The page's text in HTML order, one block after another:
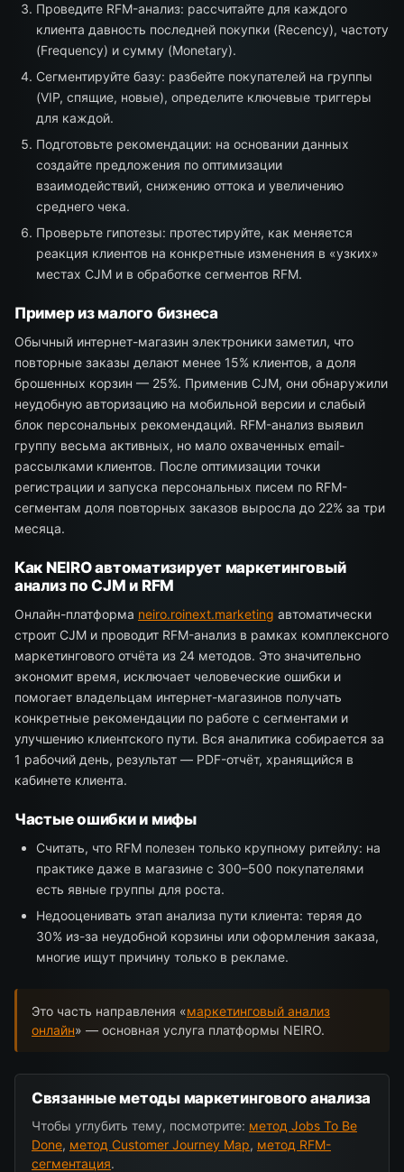
Проведите RFM-анализ: рассчитайте для каждого
клиента давность последней покупки (Recency), частоту
(Frequency) и сумму (Monetary).
Сегментируйте базу: разбейте покупателей на группы
(VIP, спящие, новые), определите ключевые триггеры
для каждой.
Подготовьте рекомендации: на основании данных
создайте предложения по оптимизации
взаимодействий, снижению оттока и увеличению
среднего чека.
Проверьте гипотезы: протестируйте, как меняется
реакция клиентов на конкретные изменения в «узких»
местах CJM и в обработке сегментов RFM.
Пример из малого бизнеса
Обычный интернет-магазин электроники заметил, что
повторные заказы делают менее 15% клиентов, а доля
брошенных корзин — 25%. Применив CJM, они обнаружили
неудобную авторизацию на мобильной версии и слабый
блок персональных рекомендаций. RFM-анализ выявил
группу весьма активных, но мало охваченных email-
рассылками клиентов. После оптимизации точки
регистрации и запуска персональных писем по RFM-
сегментам доля повторных заказов выросла до 22% за три
месяца.
Как NEIRO автоматизирует маркетинговый
анализ по CJM и RFM
Онлайн-платформа neiro.roinext.marketing автоматически
строит CJM и проводит RFM-анализ в рамках комплексного
маркетингового отчёта из 24 методов. Это значительно
экономит время, исключает человеческие ошибки и
помогает владельцам интернет-магазинов получать
конкретные рекомендации по работе с сегментами и
улучшению клиентского пути. Вся аналитика собирается за
1 рабочий день, результат — PDF-отчёт, хранящийся в
кабинете клиента.
Частые ошибки и мифы
Считать, что RFM полезен только крупному ритейлу: на
практике даже в магазине с 300–500 покупателями
есть явные группы для роста.
Недооценивать этап анализа пути клиента: теряя до
30% из-за неудобной корзины или оформления заказа,
многие ищут причину только в рекламе.
Это часть направления «маркетинговый анализ
онлайн» — основная услуга платформы NEIRO.
Связанные методы маркетингового анализа
Чтобы углубить тему, посмотрите: метод Jobs To Be
Done, метод Customer Journey Map, метод RFM-
сегментация.